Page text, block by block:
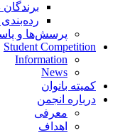
برندگان
پرسش‌ها و
Student Competition
Information
News
کمیته بانوان
درباره انجمن
معرفی
اهداف